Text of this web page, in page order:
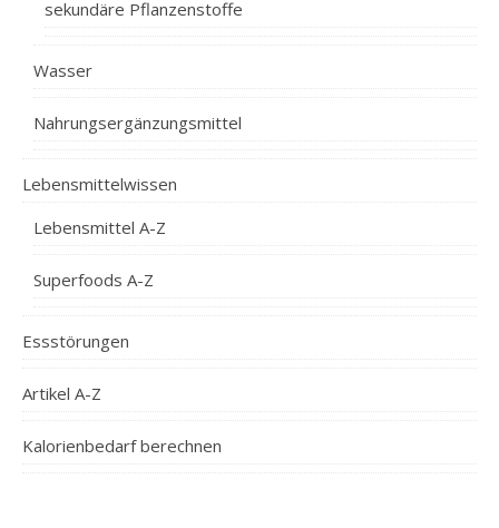
sekundäre Pflanzenstoffe
Wasser
Nahrungsergänzungsmittel
Lebensmittelwissen
Lebensmittel A-Z
Superfoods A-Z
Essstörungen
Artikel A-Z
Kalorienbedarf berechnen